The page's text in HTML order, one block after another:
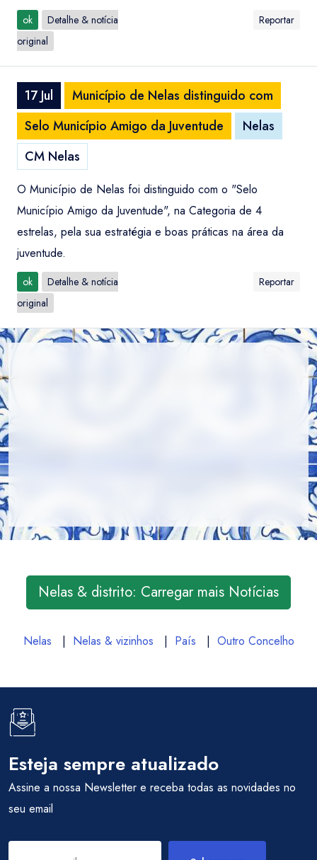
ok
Detalhe & notícia
original
Reportar
17 Jul
Município de Nelas distinguido com
Selo Município Amigo da Juventude
Nelas
CM Nelas
O Município de Nelas foi distinguido com o "Selo
Município Amigo da Juventude", na Categoria de 4
estrelas, pela sua estratégia e boas práticas na área da
juventude.
ok
Detalhe & notícia
original
Reportar
Nelas & distrito: Carregar mais Notícias
Nelas | Nelas & vizinhos | País | Outro Concelho
Esteja sempre atualizado
Assine a nossa Newsletter e receba todas as novidades no
seu email